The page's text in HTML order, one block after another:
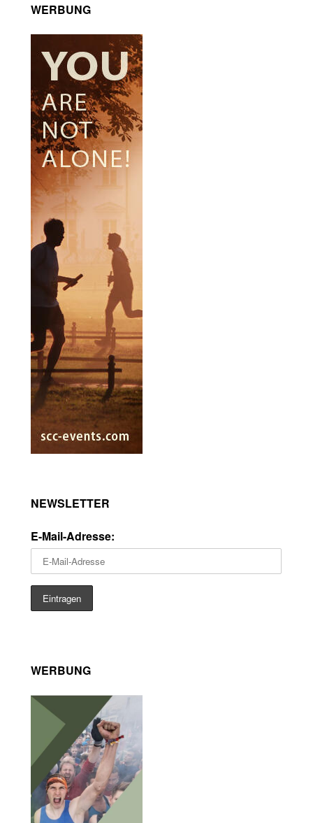
WERBUNG
NEWSLETTER
E-Mail-Adresse:
WERBUNG